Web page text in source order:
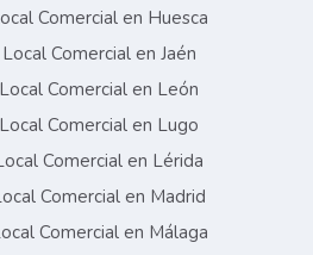
Comercial en Huesca
Comercial en Jaén
Comercial en León
Comercial en Lugo
Comercial en Lérida
Comercial en Madrid
Comercial en Málaga